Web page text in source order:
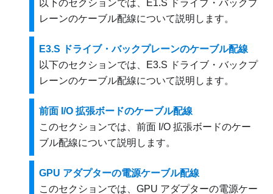
以下のセクションでは、E1.S ドライブ・バックプ
レーンのケーブル配線について説明します。
E3.S ドライブ・バックプレーンのケーブル配線
以下のセクションでは、E3.S ドライブ・バックプ
レーンのケーブル配線について説明します。
前面 I/O 拡張ボードのケーブル配線
このセクションでは、前面 I/O 拡張ボードのケー
ブル配線について説明します。
GPU アダプターの電源ケーブル配線
このセクションでは、GPU アダプターの電源ケー